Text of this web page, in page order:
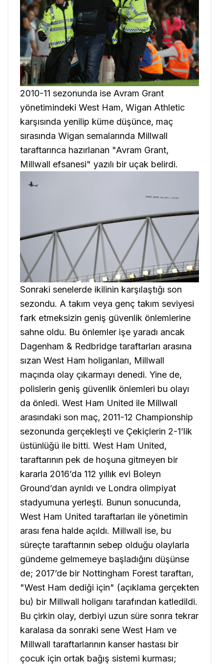
2010-11 sezonunda ise Avram Grant
yönetimindeki West Ham, Wigan Athletic
karşısında yenilip küme düşünce, maç
sırasında Wigan semalarında Millwall
taraftarınca hazırlanan "Avram Grant,
Millwall efsanesi" yazılı bir uçak belirdi.
Sonraki senelerde ikilinin karşılaştığı son
sezondu. A takım veya genç takım seviyesi
fark etmeksizin geniş güvenlik önlemlerine
sahne oldu. Bu önlemler işe yaradı ancak
Dagenham & Redbridge taraftarları arasına
sızan West Ham holiganları, Millwall
maçında olay çıkarmayı denedi. Yine de,
polislerin geniş güvenlik önlemleri bu olayı
da önledi. West Ham United ile Millwall
arasındaki son maç, 2011-12 Championship
sezonunda gerçekleşti ve Çekiçlerin 2-1’lik
üstünlüğü ile bitti. West Ham United,
taraftarının pek de hoşuna gitmeyen bir
kararla 2016’da 112 yıllık evi Boleyn
Ground’dan ayrıldı ve Londra olimpiyat
stadyumuna yerleşti. Bunun sonucunda,
West Ham United taraftarları ile yönetimin
arası fena halde açıldı. Millwall ise, bu
süreçte taraftarının sebep olduğu olaylarla
gündeme gelmemeye başladığını düşünse
de; 2017’de bir Nottingham Forest taraftarı,
"West Ham dediği için" (açıklama gerçekten
bu) bir Millwall holiganı tarafından katledildi.
Bu çirkin olay, derbiyi uzun süre sonra tekrar
karalasa da sonraki sene West Ham ve
Millwall taraftarlarının kanser hastası bir
çocuk için ortak bağış sistemi kurması;